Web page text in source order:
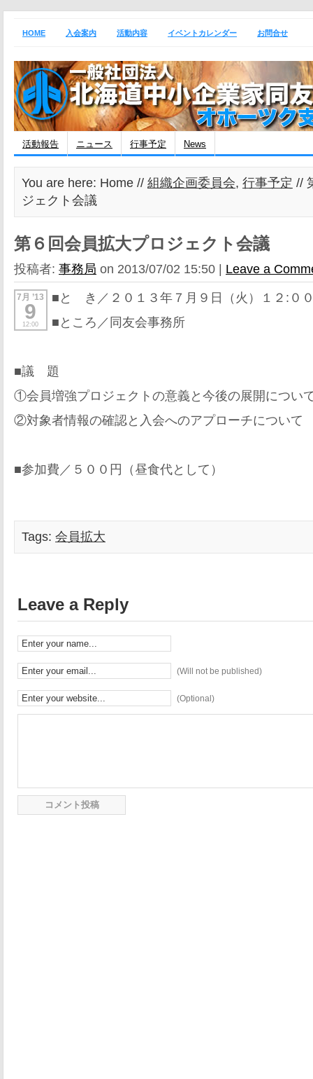
HOME 入会案内 活動内容 イベントカレンダー お問合せ
活動報告 ニュース 行事予定 News
You are here: Home // 組織企画委員会, 行事予定 //
ジェクト会議
第６回会員拡大プロジェクト会議
投稿者: 事務局 on 2013/07/02 15:50 | Leave a
7月 ’13
9
12:00
■と き／２０１３年７月９日（火）１２:０
■ところ／同友会事務所
■議 題
①会員増強プロジェクトの意義と今後の展開につい
②対象者情報の確認と入会へのアプローチについて
■参加費／５００円（昼食代として）
Tags: 会員拡大
Leave a Reply
(Will not be published)
(Optional)